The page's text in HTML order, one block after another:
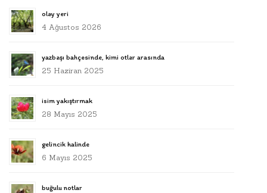
olay yeri
4 Ağustos 2026
yazbaşı bahçesinde, kimi otlar arasında
25 Haziran 2025
isim yakıştırmak
28 Mayıs 2025
gelincik halinde
6 Mayıs 2025
buğulu notlar